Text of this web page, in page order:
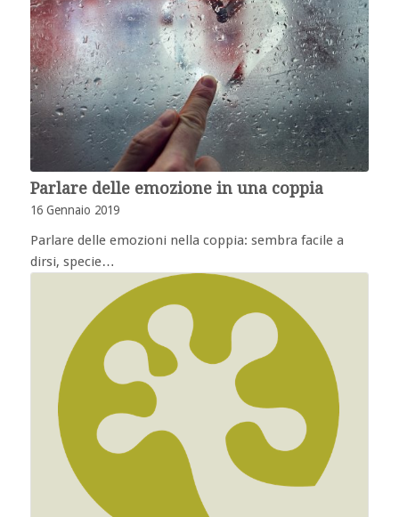
Parlare delle emozione in una coppia
16 Gennaio 2019
Parlare delle emozioni nella coppia: sembra facile a
dirsi, specie…